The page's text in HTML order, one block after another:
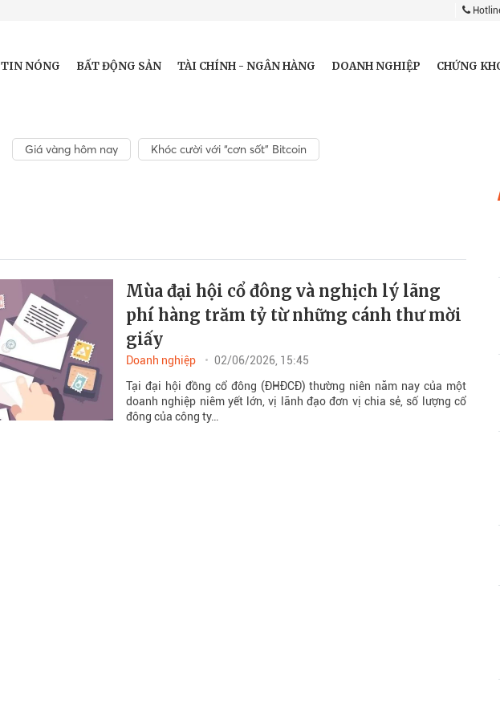
TIN NÓNG BẤT ĐỘNG SẢN TÀI CHÍNH - NGÂN HÀNG DOANH NGHIỆP CHỨNG
Giá vàng hôm nay Khóc cười với “cơn sốt” Bitcoin
Mùa đại hội cổ đông và nghịch lý lãng
phí hàng trăm tỷ từ những cánh thư mời
giấy
Doanh nghiệp
02/06/2026, 15:45
Tại đại hội đồng cổ đông (ĐHĐCĐ) thường niên năm nay của một
doanh nghiệp niêm yết lớn, vị lãnh đạo đơn vị chia sẻ, số lượng cổ
đông của công ty…